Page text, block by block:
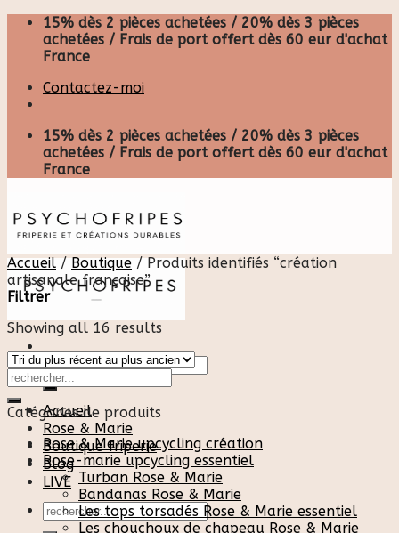
Skip
content
15% dès 2 pièces achetées / 20% dès 3 pièces
achetées / Frais de port offert dès 60 eur d'achat
France
Contactez-moi
15% dès 2 pièces achetées / 20% dès 3 pièces
achetées / Frais de port offert dès 60 eur d'achat
France
Recherche
pour :
Accueil
Rose & Marie
Boutique friperie
Blog
LIVE
Recherche
pour :
Accueil / Boutique /Produits identifiés “création
artisanale française”
Filtrer
Showing all 16 results
Catégories de produits
Rose & Marie upcycling création
Rose-marie upcycling essentiel
Turban Rose & Marie
Bandanas Rose & Marie
Les tops torsadés Rose & Marie essentiel
Les chouchoux de chapeau Rose & Marie